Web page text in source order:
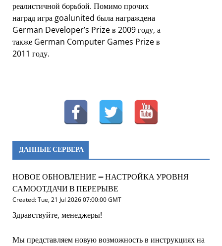
реалистичной борьбой. Помимо прочих
наград игра goalunited была награждена
German Developer’s Prize в 2009 году, а
также German Computer Games Prize в
2011 году.
ДАННЫЕ СЕРВЕРА
НОВОЕ ОБНОВЛЕНИЕ – НАСТРОЙКА УРОВНЯ
САМООТДАЧИ В ПЕРЕРЫВЕ
Created: Tue, 21 Jul 2026 07:00:00 GMT
Здравствуйте, менеджеры!
Мы представляем новую возможность в инструкциях на